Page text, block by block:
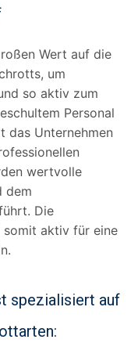
Wert auf die
um
so aktiv zum
Personal
das Unternehmen
wertvolle
dem
Die
somit aktiv für eine
spezialisiert auf